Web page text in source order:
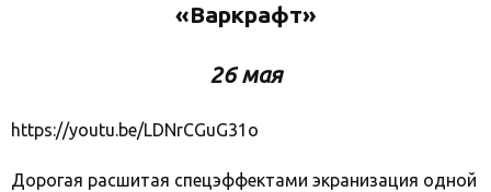
«Варкрафт»
26 мая
https://youtu.be/LDNrCGuG31o
Дорогая расшитая спецэффектами экранизация одной